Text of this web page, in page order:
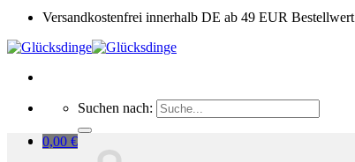
Versandkostenfrei innerhalb DE ab 49 EUR Bestellwert
Suchen nach:
0,00 €